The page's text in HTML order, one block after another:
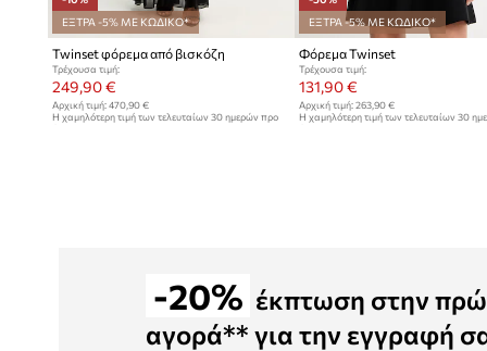
ΕΞΤΡΑ -5% ΜΕ ΚΩΔΙΚΟ*
Twinset φόρεμα από βισκόζη
Τρέχουσα τιμή:
249,90 €
Αρχική τιμή: 470,90 €
Η χαμηλότερη τιμή των τελευταίων 30 ημερών προ
ΕΞΤΡΑ -5% ΜΕ ΚΩΔΙΚΟ*
Φόρεμα Twinset
Τρέχουσα τιμή:
131,90 €
Αρχική τιμή:263,90 €
Η χαμηλότερη τιμή των τελευταίων 30
-20% έκπτωση στην
αγορά** για την εγγραφή